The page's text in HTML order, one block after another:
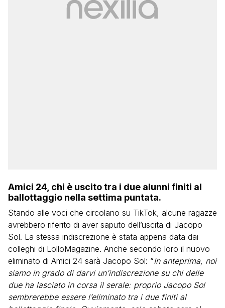
Amici 24, chi è uscito tra i due alunni finiti al
ballottaggio nella settima puntata.
Stando alle voci che circolano su TikTok, alcune ragazze
avrebbero riferito di aver saputo dell’uscita di Jacopo
Sol. La stessa indiscrezione è stata appena data dai
colleghi di LolloMagazine. Anche secondo loro il nuovo
eliminato di Amici 24 sarà Jacopo Sol: “In anteprima, noi
siamo in grado di darvi un’indiscrezione su chi delle
due ha lasciato in corsa il serale: proprio Jacopo Sol
sembrerebbe essere l’eliminato tra i due finiti al